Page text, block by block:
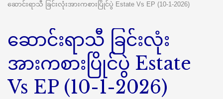
ဆောင်းရာသီ ခြင်းလုံးအားကစားပြိုင်ပွဲ Estate Vs EP (10-1-2026)
ဆောင်းရာသီ ခြင်းလုံး
အားကစားပြိုင်ပွဲ Estate
Vs EP (10-1-2026)